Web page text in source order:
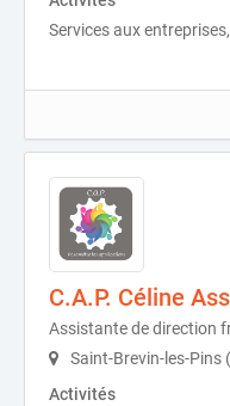
Services aux
C.A.P. Céline
Assistante de direction
Saint-Brevin-les-Pins
Activités